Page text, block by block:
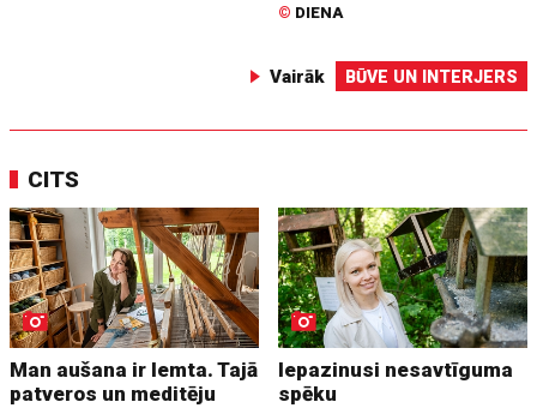
© DIENA
Vairāk BŪVE UN INTERJERS
CITS
Man aušana ir lemta. Tajā
patveros un meditēju
Iepazinusi nesavtīguma
spēku